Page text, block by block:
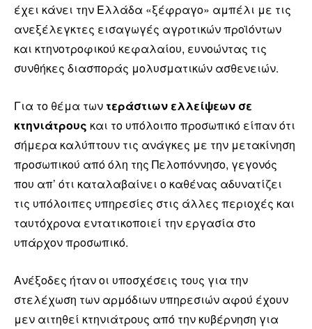
έχει κάνει την Ελλάδα «ξέφραγο» αμπέλι με τις
ανεξέλεγκτες εισαγωγές αγροτικών προϊόντων
και κτηνοτροφικού κεφαλαίου, ευνοώντας τις
συνθήκες διασποράς μολυσματικών ασθενειών.
Για το θέμα των τεράστιων ελλείψεων σε
κτηνιάτρους και το υπόλοιπο προσωπικό είπαν ότι
σήμερα καλύπτουν τις ανάγκες με την μετακίνηση
προσωπικού από όλη της Πελοπόννησο, γεγονός
που απ’ ότι καταλαβαίνει ο καθένας αδυνατίζει
τις υπόλοιπες υπηρεσίες στις άλλες περιοχές και
ταυτόχρονα εντατικοποιεί την εργασία στο
υπάρχον προσωπικό.
Ανέξοδες ήταν οι υποσχέσεις τους για την
στελέχωση των αρμόδιων υπηρεσιών αφού έχουν
μεν αιτηθεί κτηνιάτρους από την κυβέρνηση για